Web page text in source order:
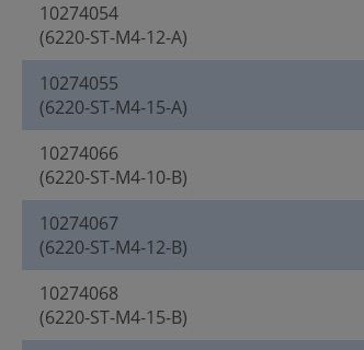
10274054
(6220-ST-M4-12-A)
10274055
(6220-ST-M4-15-A)
10274066
(6220-ST-M4-10-B)
10274067
(6220-ST-M4-12-B)
10274068
(6220-ST-M4-15-B)